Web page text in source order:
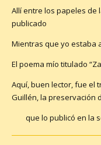
Allí entre los papeles de
publicado
Mientras que yo estaba
El poema mío titulado
Aquí, buen lector, fue el
Guillén, la preservación
que lo publicó en la